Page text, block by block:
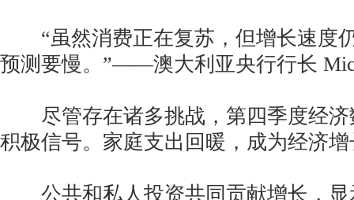
“虽然消费正在复苏，但增长速度
预测要慢。”——澳大利亚央行行长
尽管存在诸多挑战，第四季度经济
积极信号。家庭支出回暖，成为经济
公共和私人投资共同贡献增长，显